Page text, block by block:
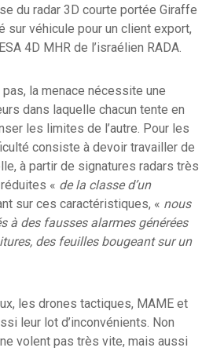
du radar 3D courte portée Giraffe
sur véhicule pour un client export,
4D MHR de l’israélien RADA.
la menace nécessite une
dans laquelle chacun tente en
les limites de l’autre. Pour les
consiste à devoir travailler de
à partir de signatures radars très
« de la classe d’un
sur ces caractéristiques, « nous
à des fausses alarmes générées
des feuilles bougeant sur un
les drones tactiques, MAME et
leur lot d’inconvénients. Non
volent pas très vite, mais aussi